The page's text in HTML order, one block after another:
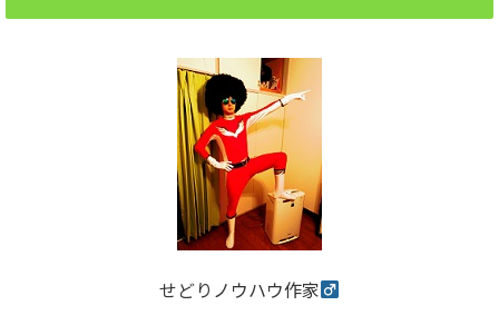
せどりノウハウ作家